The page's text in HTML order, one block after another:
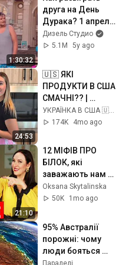
1:30:32
друга на День
Дурака? 1 апреля
или тест на
психику? | Реакция
2021
Дизель Студио
5.1M
5y ago
24:53
🇺🇸 ЯКІ
ПРОДУКТИ В США
СМАЧНІ?? |
Українці в США
174K
4mo ago
21:10
12 МІФІВ ПРО
БІЛОК, які
заважають нам
бути здоровими і
сильними
Oksana Skytalinska
50K
1mo ago
95% Австралії
порожні: чому
люди бояться
жити в центрі